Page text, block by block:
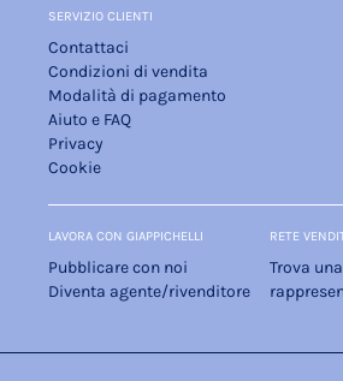
SERVIZIO CLIENTI
Contattaci
Condizioni di vendita
Modalità di pagamento
Aiuto e FAQ
Privacy
Cookie
LAVORA CON GIAPPICHELLI
Pubblicare con noi
Diventa agente/rivenditore
RETE
Trova